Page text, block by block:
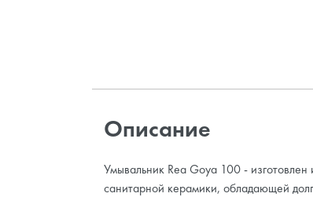
Описание
Умывальник Rea Goya 100 - изготовлен
санитарной керамики, обладающей